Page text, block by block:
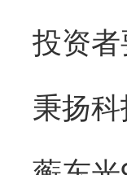
秉扬